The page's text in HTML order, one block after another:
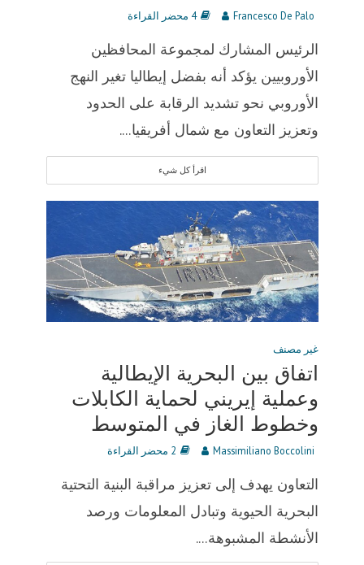
Francesco De Palo 4 محضر القراءة
الرئيس المشارك لمجموعة المحافظين
الأوروبيين يؤكد أنه بفضل إيطاليا تغير النهج
الأوروبي نحو تشديد الرقابة على الحدود
وتعزيز التعاون مع شمال أفريقيا....
اقرأ كل شيء
غير مصنف
اتفاق بين البحرية الإيطالية
وعملية إيريني لحماية الكابلات
وخطوط الغاز في المتوسط
Massimiliano Boccolini 2 محضر القراءة
التعاون يهدف إلى تعزيز مراقبة البنية التحتية
البحرية الحيوية وتبادل المعلومات ورصد
الأنشطة المشبوهة....